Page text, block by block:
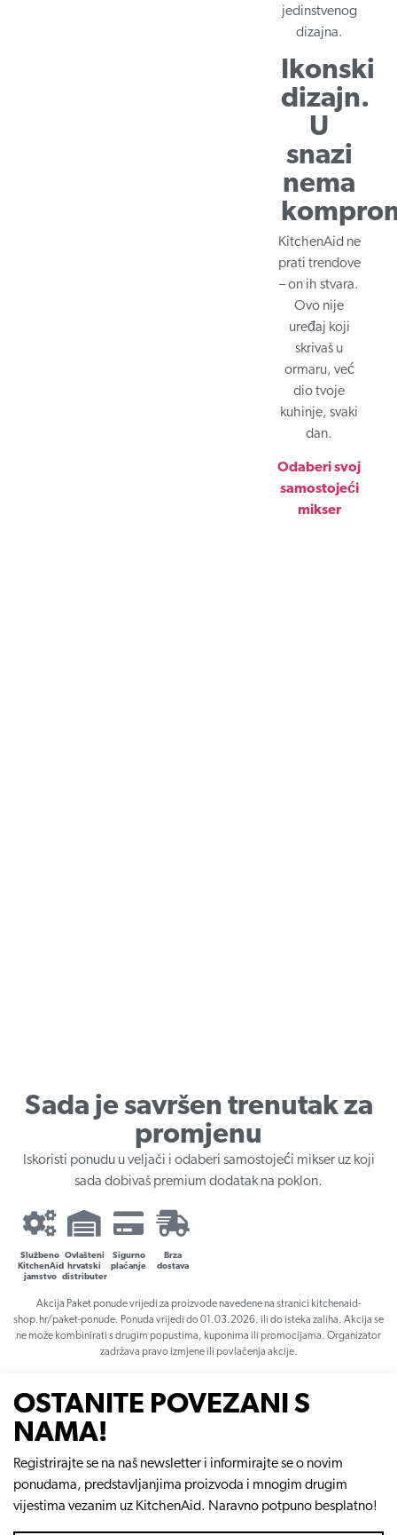
jedinstvenog
dizajna.
Ikonski
dizajn.
U
snazi
nema
KitchenAid ne
prati trendove
– on ih stvara.
Ovo nije
uređaj koji
skrivaš u
ormaru, već
dio tvoje
kuhinje, svaki
dan.
Odaberi svoj
samostojeći
mikser
Sada je savršen trenutak za
promjenu
Iskoristi ponudu u veljači i odaberi samostojeći mikser uz koji
sada dobivaš premium dodatak na poklon.
Službeno
KitchenAid
jamstvo
Ovlašteni
hrvatski
distributer
Sigurno
plaćanje
Brza
dostava
Akcija Paket ponude vrijedi za proizvode navedene na stranici kitchenaid-
shop.hr/paket-ponude. Ponuda vrijedi do 01.03.2026. ili do isteka zaliha. Akcija se
ne može kombinirati s drugim popustima, kuponima ili promocijama. Organizator
zadržava pravo izmjene ili povlačenja akcije.
OSTANITE POVEZANI S
NAMA!
Registrirajte se na naš newsletter i informirajte se o novim
ponudama, predstavljanjima proizvoda i mnogim drugim
vijestima vezanim uz KitchenAid. Naravno potpuno besplatno!